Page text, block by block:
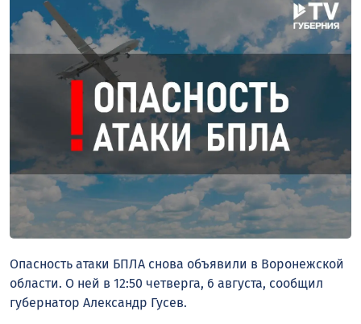
Опасность атаки БПЛА снова объявили в Воронежской
области. О ней в 12:50 четверга, 6 августа, сообщил
губернатор Александр Гусев.